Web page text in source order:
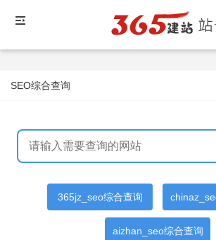
SEO综合查询
365jz_seo综合查询
aizhan_seo综合查询